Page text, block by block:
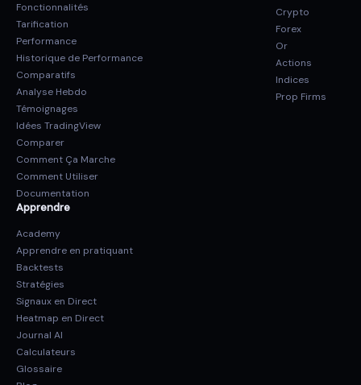
Fonctionnalités
Tarification
Performance
Historique de Performance
Comparatifs
Analyse Hebdo
Témoignages
Idées TradingView
Comparer
Comment Ça Marche
Comment Utiliser
Documentation
Apprendre
Academy
Apprendre en pratiquant
Backtests
Stratégies
Signaux en Direct
Heatmap en Direct
Journal AI
Calculateurs
Glossaire
Crypto
Forex
Or
Actions
Indices
Prop Firms